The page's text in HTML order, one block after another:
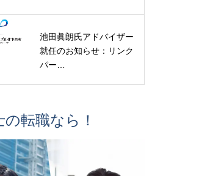
池田眞朗氏アドバイザー
就任のお知らせ：リンク
パー…
の転職なら！